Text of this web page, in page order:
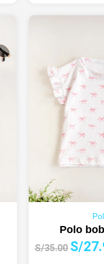
Polo
S/35.00 El
S/